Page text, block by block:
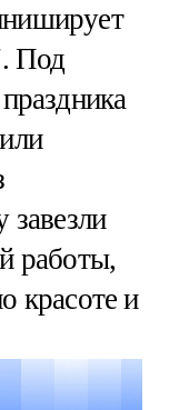
Под
завезли
работы,
красоте и